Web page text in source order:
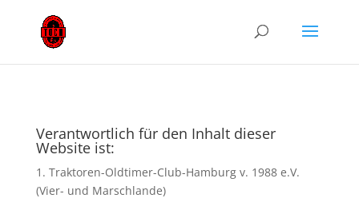
Verantwortlich für den Inhalt dieser
Website ist:
1. Traktoren-Oldtimer-Club-Hamburg v. 1988 e.V.
(Vier- und Marschlande)